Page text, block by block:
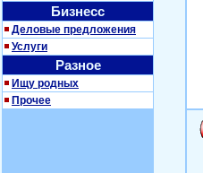
Бизнесс
Деловые предложения
Услуги
Разное
Ищу родных
Прочее